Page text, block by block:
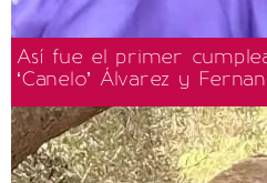
Así fue el primer
‘Canelo’ Álvarez y